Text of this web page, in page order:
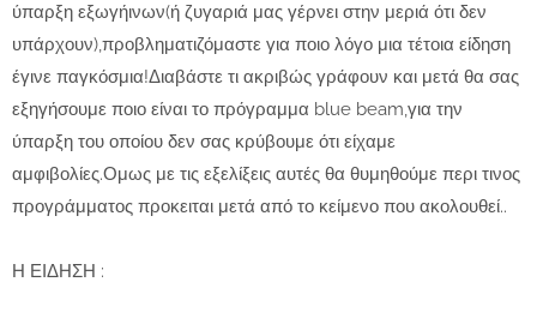
ύπαρξη εξωγήινων(ή ζυγαριά μας γέρνει στην μεριά ότι δεν
υπάρχουν),προβληματιζόμαστε για ποιο λόγο μια τέτοια είδηση
έγινε παγκόσμια!Διαβάστε τι ακριβώς γράφουν και μετά θα σας
εξηγήσουμε ποιο είναι το πρόγραμμα blue beam,για την
ύπαρξη του οποίου δεν σας κρύβουμε ότι είχαμε
αμφιβολίες.Ομως με τις εξελίξεις αυτές θα θυμηθούμε περι τινος
προγράμματος προκειται μετά από το κείμενο που ακολουθεί..
Η ΕΙΔΗΣΗ :